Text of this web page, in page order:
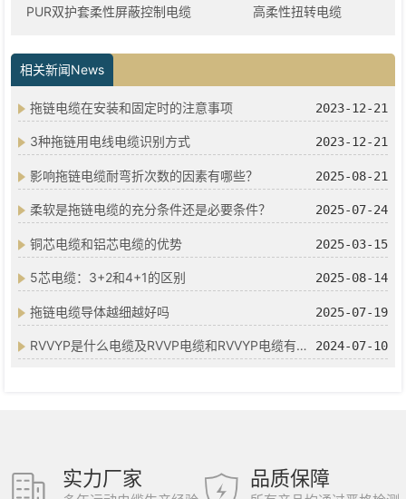
PUR双护套柔性屏蔽控制电缆 高柔性扭转电缆
相关新闻News
拖链电缆在安装和固定时的注意事项 2023-12-21
3种拖链用电线电缆识别方式 2023-12-21
影响拖链电缆耐弯折次数的因素有哪些？ 2025-08-21
柔软是拖链电缆的充分条件还是必要条件？ 2025-07-24
铜芯电缆和铝芯电缆的优势 2025-03-15
5芯电缆：3+2和4+1的区别 2025-08-14
拖链电缆导体越细越好吗 2025-07-19
RVVYP是什么电缆及RVVP电缆和RVVYP电缆有什么区别 2024-07-10
实力厂家 品质保障